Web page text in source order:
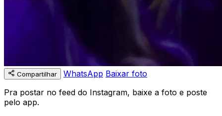
Compartilhar WhatsApp Baixar foto
Pra postar no feed do Instagram, baixe a foto e poste
pelo app.